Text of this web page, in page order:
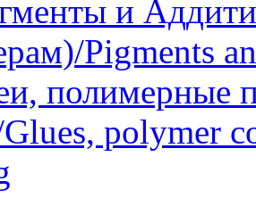
и
Pigments
полимерные
Glues, polymer